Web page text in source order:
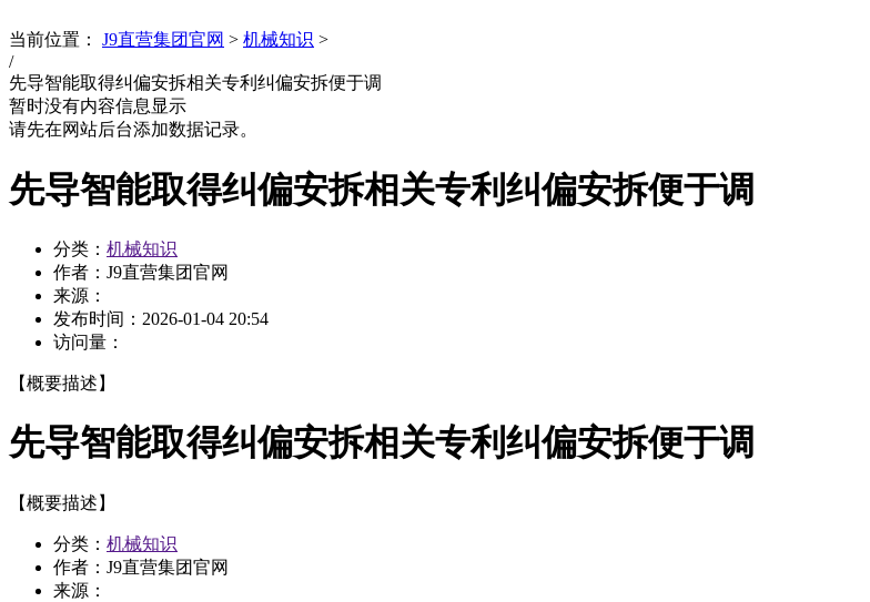
当前位置： J9直营集团官网 > 机械知识 >
/
先导智能取得纠偏安拆相关专利纠偏安拆便于调
暂时没有内容信息显示
请先在网站后台添加数据记录。
先导智能取得纠偏安拆相关专利纠偏安拆便于调
分类： 机械知识
作者：J9直营集团官网
来源：
发布时间： 2026-01-04 20:54
访问量：
【概要描述】
先导智能取得纠偏安拆相关专利纠偏安拆便于调
【概要描述】
分类： 机械知识
作者：J9直营集团官网
来源：